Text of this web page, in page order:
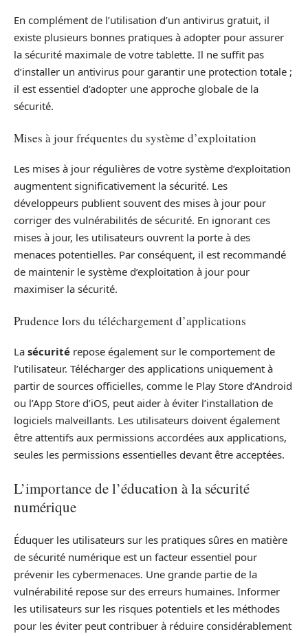
En complément de l’utilisation d’un antivirus gratuit, il
existe plusieurs bonnes pratiques à adopter pour assurer
la sécurité maximale de votre tablette. Il ne suffit pas
d’installer un antivirus pour garantir une protection totale ;
il est essentiel d’adopter une approche globale de la
sécurité.
Mises à jour fréquentes du système d’exploitation
Les mises à jour régulières de votre système d’exploitation
augmentent significativement la sécurité. Les
développeurs publient souvent des mises à jour pour
corriger des vulnérabilités de sécurité. En ignorant ces
mises à jour, les utilisateurs ouvrent la porte à des
menaces potentielles. Par conséquent, il est recommandé
de maintenir le système d’exploitation à jour pour
maximiser la sécurité.
Prudence lors du téléchargement d’applications
La sécurité repose également sur le comportement de
l’utilisateur. Télécharger des applications uniquement à
partir de sources officielles, comme le Play Store d’Android
ou l’App Store d’iOS, peut aider à éviter l’installation de
logiciels malveillants. Les utilisateurs doivent également
être attentifs aux permissions accordées aux applications,
seules les permissions essentielles devant être acceptées.
L’importance de l’éducation à la sécurité
numérique
Éduquer les utilisateurs sur les pratiques sûres en matière
de sécurité numérique est un facteur essentiel pour
prévenir les cybermenaces. Une grande partie de la
vulnérabilité repose sur des erreurs humaines. Informer
les utilisateurs sur les risques potentiels et les méthodes
pour les éviter peut contribuer à réduire considérablement